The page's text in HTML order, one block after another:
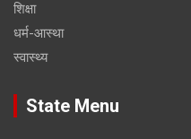
शिक्षा
धर्म-आस्था
स्वास्थ्य
State Menu